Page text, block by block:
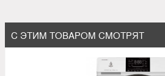
С ЭТИМ ТОВАРОМ СМОТРЯТ